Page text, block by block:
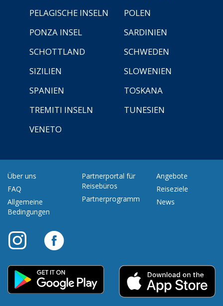
PELAGISCHE INSELN
POLEN
PONZA INSEL
SARDINIEN
SCHOTTLAND
SCHWEDEN
SIZILIEN
SLOWENIEN
SPANIEN
TOSKANA
TREMITI INSELN
TUNESIEN
VENETO
Über uns
FAQ
Allgemeine
Bedingungen
Partnerportal für
Reisebüros
Partnerprogramm
Angebote
Reiseziele
News